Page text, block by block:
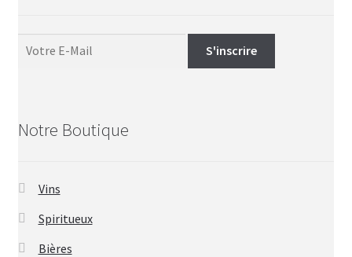
Notre Boutique
Vins
Spiritueux
Bières